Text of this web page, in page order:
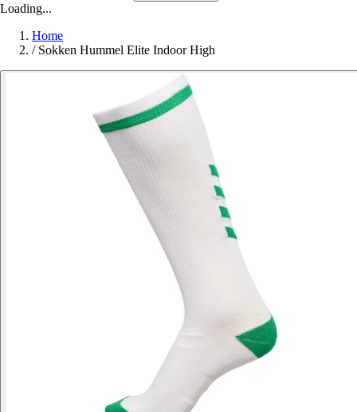
Loading...
Home
/ Sokken Hummel Elite Indoor High